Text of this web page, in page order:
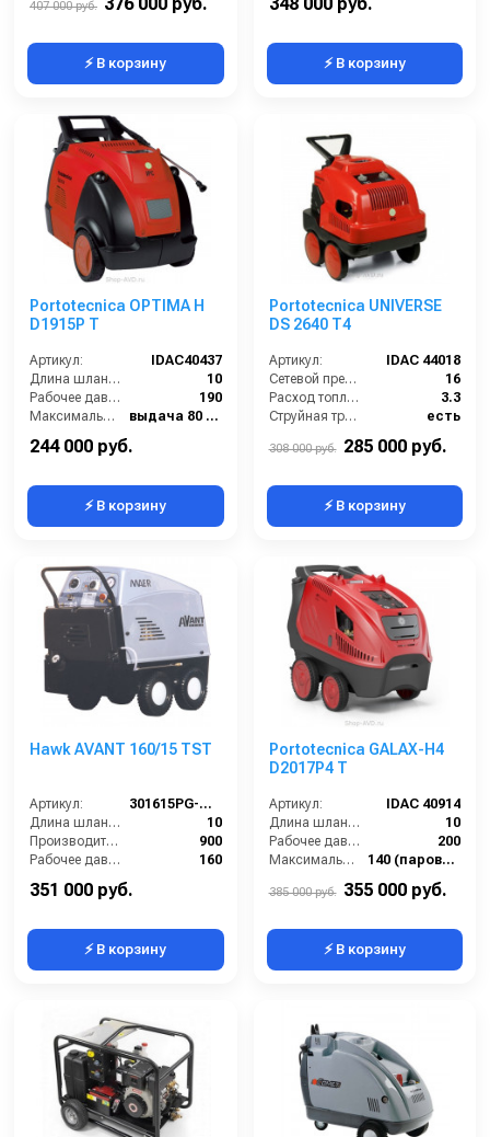
407 000 руб.
⚡ В корзину ⚡ В корзину
Portotecnica OPTIMA H
D1915P T
Артикул:
IDAC40437
Длина шланга ВД (м):
10
Рабочее давление (бар):
190
Максимальная температура воды (°C):
выдача 80 / паровая ступень 140
244 000 руб.
⚡ В корзину
Portotecnica UNIVERSE
DS 2640 T4
Артикул:
IDAC 44018
Сетевой предохранитель (А):
16
Расход топлива (кг/ч):
3.3
Струйная трубка (копьё):
есть
308 000 руб. 285 000 руб.
⚡ В корзину
Hawk AVANT 160/15 TST
Артикул:
301615PG-TS.01
Длина шланга ВД (м):
10
Производительность (л/ч):
900
Рабочее давление (бар):
160
351 000 руб.
⚡ В корзину
Portotecnica GALAX-H4
D2017P4 T
Артикул:
IDAC 40914
Длина шланга ВД (м):
10
Рабочее давление (бар):
200
Максимальная температура воды (°C):
140 (паровая струя)
385 000 руб. 355 000 руб.
⚡ В корзину